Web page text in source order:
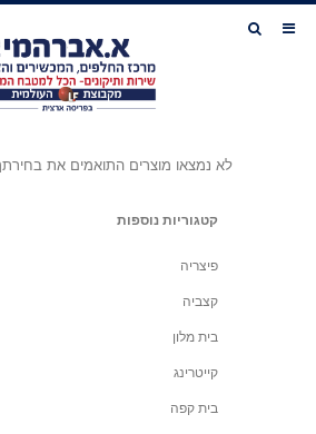
לא נמצאו מוצרים התואמים את
קטגוריות נוספות
פיצריה
קצביה
בית מלון
קייטרינג
בית קפה